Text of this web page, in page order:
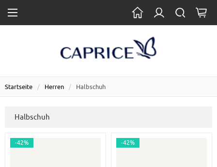
Startseite Herren Halbschuh
Halbschuh
-42% -42%